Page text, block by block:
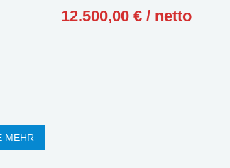
12.500,00 € / netto
MEHR